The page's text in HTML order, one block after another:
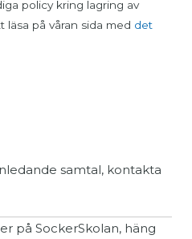
policy kring lagring av
på våran sida med det
samtal, kontakta
på SockerSkolan, häng